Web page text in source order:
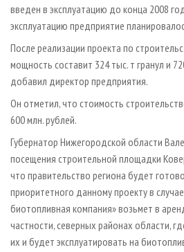
введен в эксплуатацию до конца 2008
эксплуатацию предприятие
После реализации проекта по
мощность составит 324 тыс. т гранул и
добавил директор предприятия.
Он отметил, что стоимость
600 млн. рублей.
Губернатор Нижегородской области
посещения строительной площадки
что правительство региона будет
приоритетного данному проекту в
биотопливная компания» возьмет в
частности, северных районах области,
их и будет эксплуатировать на